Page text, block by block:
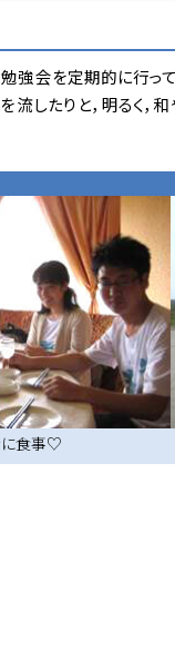
会を定期的に行っ
したりと，明るく，
食事♡